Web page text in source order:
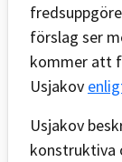
förslag ser
kommer att
Usjakov
Usjakov
konstruktiva